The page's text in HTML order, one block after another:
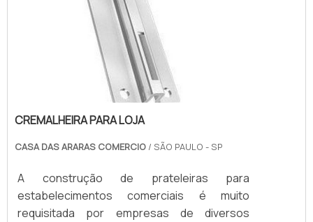
eventos e dispostos no próprio
estabelecimento, sempre visando.
CREMALHEIRA PARA LOJA
CASA DAS ARARAS COMERCIO / SÃO PAULO - SP
A construção de prateleiras para
estabelecimentos comerciais é muito
requisitada por empresas de diversos